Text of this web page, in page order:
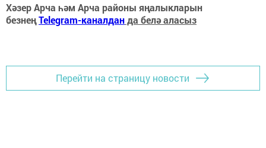
Хәзер Арча һәм Арча районы яңалыкларын
безнеңTelegram-каналданда белә аласыз
Перейти на страницу новости